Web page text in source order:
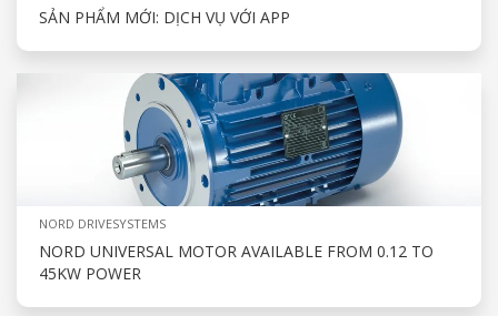
SẢN PHẨM MỚI: DỊCH VỤ VỚI APP
NORD DRIVESYSTEMS
NORD UNIVERSAL MOTOR AVAILABLE FROM 0.12 TO
45KW POWER